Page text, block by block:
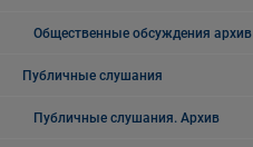
Общественные обсуждения архив
Публичные слушания
Публичные слушания. Архив